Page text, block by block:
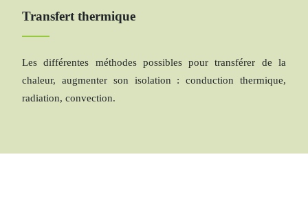
Transfert thermique
Les différentes méthodes possibles pour transférer de la
chaleur, augmenter son isolation : conduction thermique,
radiation, convection.